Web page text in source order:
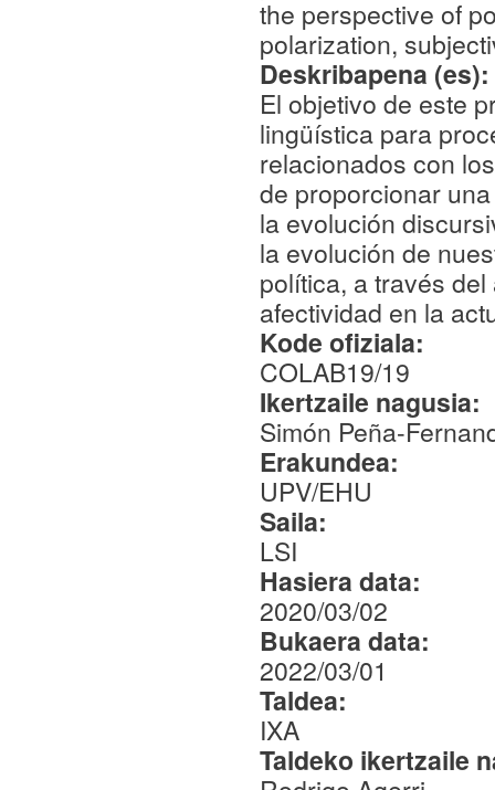
the perspective of
polarization,
Deskribapena (es):
El objetivo de este
lingüística para
relacionados con
de proporcionar
la evolución
la evolución de
política, a través
afectividad en la
Kode ofiziala:
COLAB19/19
Ikertzaile nagusia:
Simón Peña-
Erakundea:
UPV/EHU
Saila:
LSI
Hasiera data:
2020/03/02
Bukaera data:
2022/03/01
Taldea:
IXA
Taldeko ikertzaile